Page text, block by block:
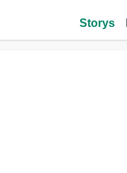
Storys